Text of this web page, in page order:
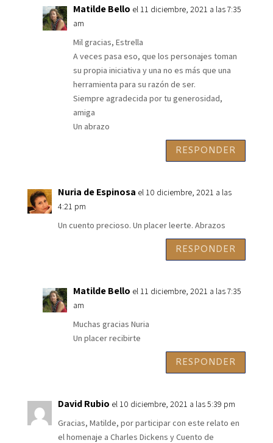
Matilde Bello el 11 diciembre, 2021 a las 7:35
am
Mil gracias, Estrella
A veces pasa eso, que los personajes toman
su propia iniciativa y una no es más que una
herramienta para su razón de ser.
Siempre agradecida por tu generosidad,
amiga
Un abrazo
RESPONDER
Nuria de Espinosa el 10 diciembre, 2021 a las
4:21 pm
Un cuento precioso. Un placer leerte. Abrazos
RESPONDER
Matilde Bello el 11 diciembre, 2021 a las 7:35
am
Muchas gracias Nuria
Un placer recibirte
RESPONDER
David Rubio el 10 diciembre, 2021 a las 5:39 pm
Gracias, Matilde, por participar con este relato en
el homenaje a Charles Dickens y Cuento de